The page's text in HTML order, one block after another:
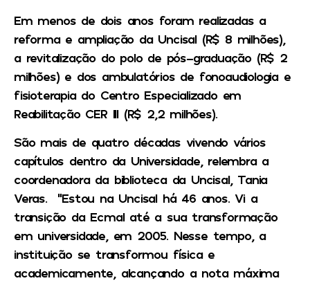
Em menos de dois anos foram realizadas a
reforma e ampliação da Uncisal (R$ 8 milhões),
a revitalização do polo de pós-graduação (R$ 2
milhões) e dos ambulatórios de fonoaudiologia e
fisioterapia do Centro Especializado em
Reabilitação CER III (R$ 2,2 milhões).
São mais de quatro décadas vivendo vários
capítulos dentro da Universidade, relembra a
coordenadora da biblioteca da Uncisal, Tania
Veras. “Estou na Uncisal há 46 anos. Vi a
transição da Ecmal até a sua transformação
em universidade, em 2005. Nesse tempo, a
instituição se transformou física e
academicamente, alcançando a nota máxima